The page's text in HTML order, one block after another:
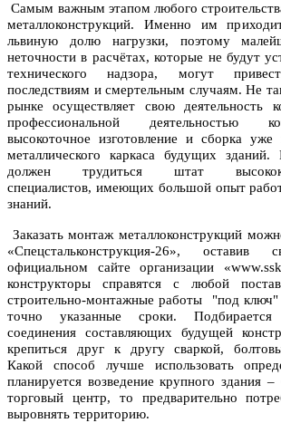
Самым важным этапом любого
металлоконструкций. Именно им
львиную долю нагрузки, поэтому
неточности в расчётах, которые не будут
технического надзора, могут
последствиям и смертельным случаям. Не
рынке осуществляет свою деятельность
профессиональной деятельностью
высокоточное изготовление и сборка уже
металлического каркаса будущих зданий.
должен трудиться штат
специалистов, имеющих большой опыт
знаний.
Заказать монтаж металлоконструкций
«Спецстальконструкция-26»,
официальном сайте организации
конструкторы справятся с любой
строительно-монтажные работы "под
точно указанные сроки.
соединения составляющих будущей
крепиться друг к другу сваркой,
Какой способ лучше использовать
планируется возведение крупного здания
торговый центр, то предварительно
выровнять территорию.